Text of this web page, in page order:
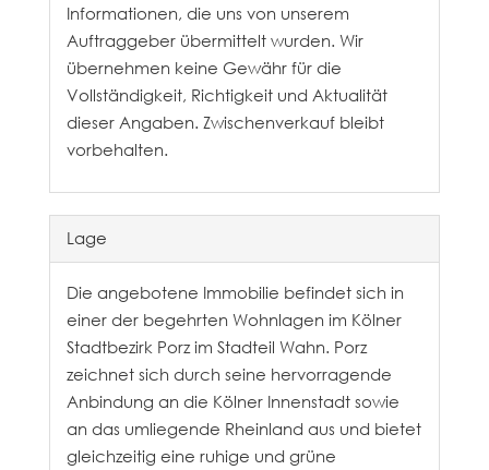
Informationen, die uns von unserem
Auftraggeber übermittelt wurden. Wir
übernehmen keine Gewähr für die
Vollständigkeit, Richtigkeit und Aktualität
dieser Angaben. Zwischenverkauf bleibt
vorbehalten.
Lage
Die angebotene Immobilie befindet sich in
einer der begehrten Wohnlagen im Kölner
Stadtbezirk Porz im Stadteil Wahn. Porz
zeichnet sich durch seine hervorragende
Anbindung an die Kölner Innenstadt sowie
an das umliegende Rheinland aus und bietet
gleichzeitig eine ruhige und grüne